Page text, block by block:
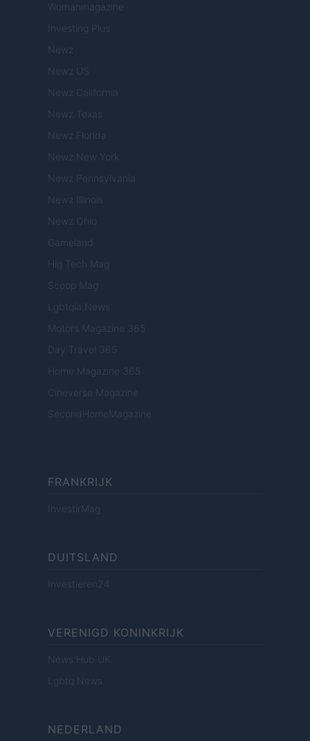
Womanmagazine
Investing Plus
Newz
Newz US
Newz California
Newz Texas
Newz Florida
Newz New York
Newz Pennsylvania
Newz Illinois
Newz Ohio
Gameland
Hig Tech Mag
Scoop Mag
Lgbtqia News
Motors Magazine 365
Day Travel 365
Home Magazine 365
Cineverse Magazine
SecondHomeMagazine
FRANKRIJK
InvestirMag
DUITSLAND
Investieren24
VERENIGD KONINKRIJK
News Hub UK
Lgbtq News
NEDERLAND